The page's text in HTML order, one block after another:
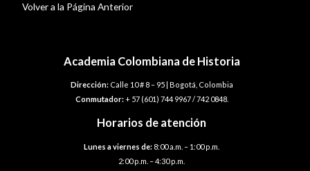
Volver a la Página Anterior
Academia Colombiana de Historia
Dirección:Calle 10 # 8 – 95 | Bogotá, Colombia
Conmutador:+ 57 (601) 744 9967 / 742 0848.
Horarios de atención
Lunes a viernes de: 8:00 a.m. – 1:00 p.m.
2:00 p.m. – 4:30 p.m.